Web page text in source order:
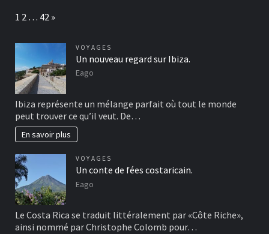
Page:
1 2 … 42 Next
»
VOYAGES
Un nouveau regard sur Ibiza.
Eago
Ibiza représente un mélange parfait où tout le monde
peut trouver ce qu’il veut. De…
En savoir plus
VOYAGES
Un conte de fées costaricain.
Eago
Le Costa Rica se traduit littéralement par «Côte Riche»,
ainsi nommé par Christophe Colomb pour…